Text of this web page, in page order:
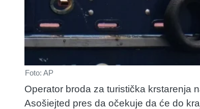
Foto: AP
Operator broda za turistička krstarenja
Asošiejted pres da očekuje da će do